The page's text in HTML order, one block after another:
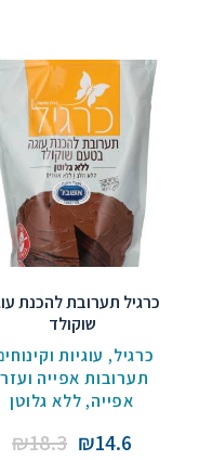
כרגיל תערובת להכנת
שוקולד
כרגיל, עוגיות
תערובות אפייה
אפייה,ללא גלוטן
₪18.3 Original
₪14.6